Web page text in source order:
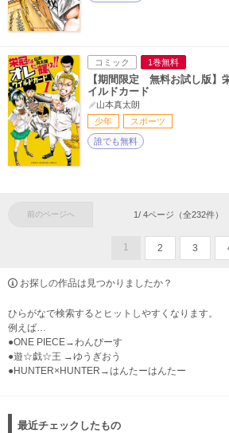
コミック 1巻無料
【期間限定 無料お試し版】
イルドカード
山本真太朗
少年
スポーツ
誰でも無料
前のページへ 1/ 4ページ（全232件）
1 2 3
お探しの作品は見つかりましたか？
ひらがなで検索するとヒットしやすくなります。
例えば…
●ONE PIECE→わんぴーす
●遊☆戯☆王 →ゆうぎおう
●HUNTER×HUNTER→はんたーはんたー
最近チェックしたもの